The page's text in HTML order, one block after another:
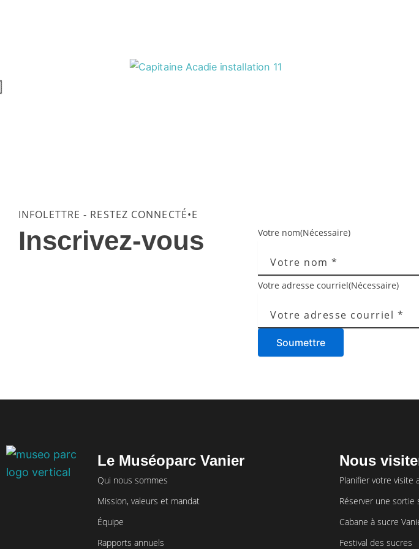
INFOLETTRE - RESTEZ CONNECTÉ•E
Inscrivez-vous Votre nom(Nécessaire)
Votre adresse courriel(Nécessaire)
Soumettre
Le Muséoparc Vanier
Qui nous sommes
Mission, valeurs et mandat
Équipe
Rapports annuels
Nous
Planifier votre visite
Réserver une sortie
Cabane à sucre
Festival des sucres